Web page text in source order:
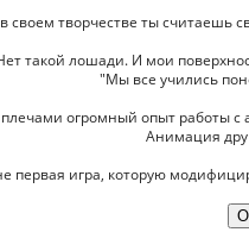
своем творчестве ты считаешь
такой лошади. И мои
"Мы все учились
огромный опыт работы
Анимация
первая игра, которую